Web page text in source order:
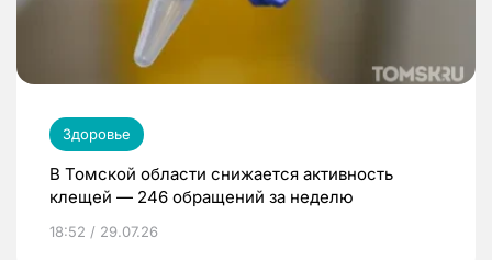
Здоровье
В Томской области снижается активность
клещей — 246 обращений за неделю
18:52 / 29.07.26